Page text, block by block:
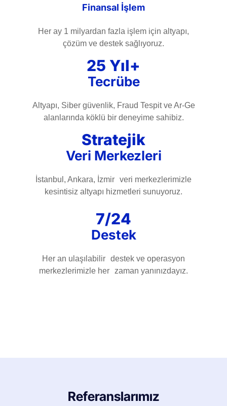
Finansal İşlem
Her ay 1 milyardan fazla işlem için altyapı,
çözüm ve destek sağlıyoruz.
25 Yıl+
Tecrübe
Altyapı, Siber güvenlik, Fraud Tespit ve Ar-Ge
alanlarında köklü bir deneyime sahibiz.
Stratejik
Veri Merkezleri
İstanbul, Ankara, İzmir veri merkezlerimizle
kesintisiz altyapı hizmetleri sunuyoruz.
7/24
Destek
Her an ulaşılabilir destek ve operasyon
merkezlerimizle her zaman yanınızdayız.
Referanslarımız